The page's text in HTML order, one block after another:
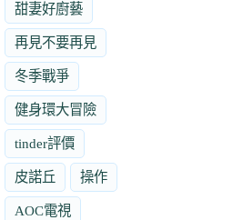
甜妻好廚藝
再見不要再見
冬季戰爭
健身環大冒險
tinder評價
皮諾丘 操作
AOC電視